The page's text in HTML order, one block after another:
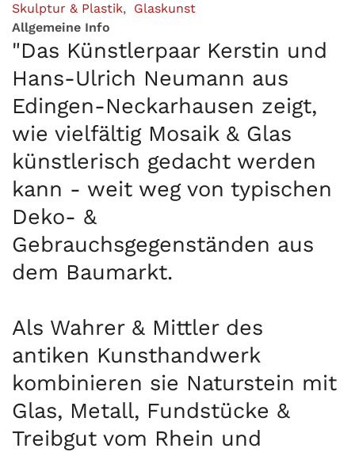
Skulptur & Plastik, Glaskunst
Allgemeine Info
"Das Künstlerpaar Kerstin und
Hans-Ulrich Neumann aus
Edingen-Neckarhausen zeigt,
wie vielfältig Mosaik & Glas
künstlerisch gedacht werden
kann - weit weg von typischen
Deko- &
Gebrauchsgegenständen aus
dem Baumarkt.
Als Wahrer & Mittler des
antiken Kunsthandwerk
kombinieren sie Naturstein mit
Glas, Metall, Fundstücke &
Treibgut vom Rhein und